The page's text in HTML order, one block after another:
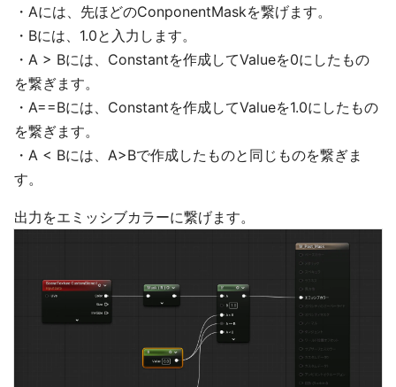
・Aには、先ほどのConponentMaskを繋げます。
・Bには、1.0と入力します。
・A > Bには、Constantを作成してValueを0にしたもの
を繋ぎます。
・A==Bには、Constantを作成してValueを1.0にしたもの
を繋ぎます。
・A < Bには、A>Bで作成したものと同じものを繋ぎま
す。
出力をエミッシブカラーに繋げます。